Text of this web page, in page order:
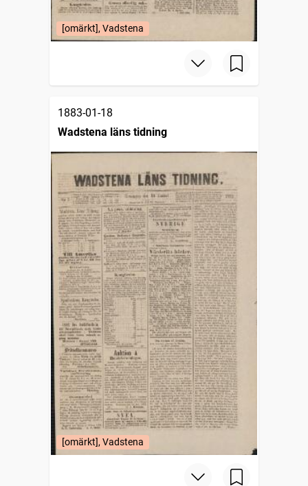
[omärkt], Vadstena
1883-01-18
Wadstena läns tidning
[omärkt], Vadstena